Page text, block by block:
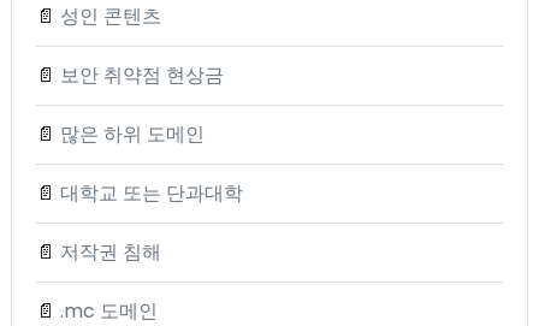
📄 성인 콘텐츠
📄 보안 취약점 현상금
📄 많은 하위 도메인
📄 대학교 또는 단과대학
📄 저작권 침해
📄 .mc 도메인